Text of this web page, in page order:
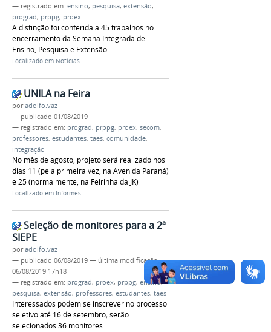
— registrado em: ensino, pesquisa, extensão,
prograd, prppg, proex
A distinção foi conferida a 45 trabalhos no
encerramento da Semana Integrada de
Ensino, Pesquisa e Extensão
Localizado em Notícias
UNILA na Feira
poradolfo.vaz
— publicado 01/08/2019
— registrado em: prograd, prppg, proex, secom,
professores, estudantes, taes, comunidade,
integração
No mês de agosto, projeto será realizado nos
dias 11 (pela primeira vez, na Avenida Paraná)
e 25 (normalmente, na Feirinha da JK)
Localizado em Informes
Seleção de monitores para a 2ª
SIEPE
poradolfo.vaz
— publicado 06/08/2019 — última modificação
06/08/2019 17h18
— registrado em: prograd, proex, prppg, ensino,
pesquisa, extensão, professores, estudantes, taes
Interessados podem se inscrever no processo
seletivo até 16 de setembro; serão
selecionados 36 monitores